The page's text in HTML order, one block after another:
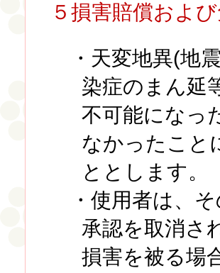
５損害賠償およ
・天変地異(地
染症のまん延
不可能になっ
なかったこと
ととします。
・使用者は、
承認を取消さ
損害を被る場